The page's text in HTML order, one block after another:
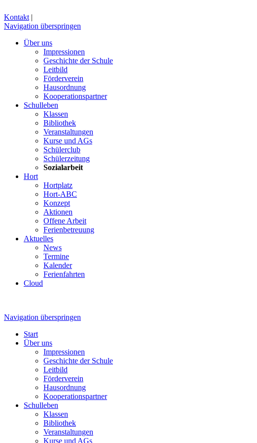
Kontakt |
Navigation überspringen
Über uns
Impressionen
Geschichte der Schule
Leitbild
Förderverein
Hausordnung
Kooperationspartner
Schulleben
Klassen
Bibliothek
Veranstaltungen
Kurse und AGs
Schülerclub
Schülerzeitung
Sozialarbeit
Hort
Hortplatz
Hort-ABC
Konzept
Aktionen
Offene Arbeit
Ferienbetreuung
Aktuelles
News
Termine
Kalender
Ferienfahrten
Cloud
Navigation überspringen
Start
Über uns
Impressionen
Geschichte der Schule
Leitbild
Förderverein
Hausordnung
Kooperationspartner
Schulleben
Klassen
Bibliothek
Veranstaltungen
Kurse und AGs